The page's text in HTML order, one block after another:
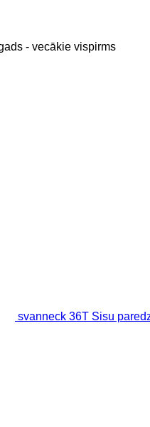
- vecākie vispirms
svanneck 36T Sisu